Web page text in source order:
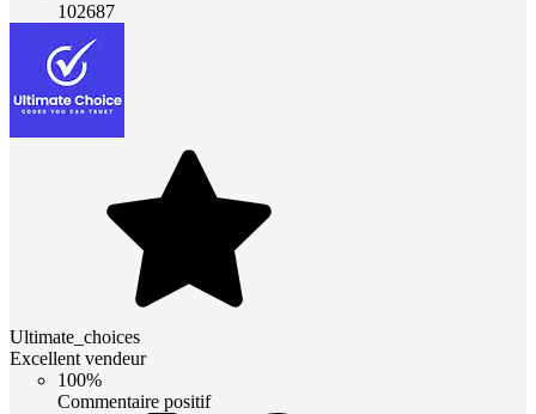
102687
Ultimate_choices
Excellent vendeur
100%
Commentaire positif